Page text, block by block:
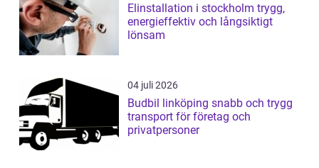
Elinstallation i stockholm trygg,
energieffektiv och långsiktigt
lönsam
04 juli 2026
Budbil linköping snabb och trygg
transport för företag och
privatpersoner